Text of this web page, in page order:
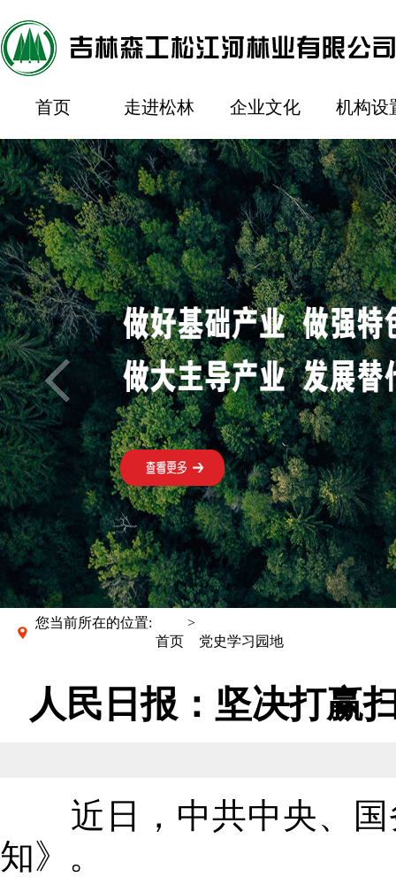
首页 走进松林 企业文化 机构设
您当前所在的位置: 首页 > 党史学习园地
人民日报：坚决打赢
近日，中共中央、国
知》。